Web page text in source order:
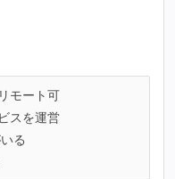
モート可
スを運営
る